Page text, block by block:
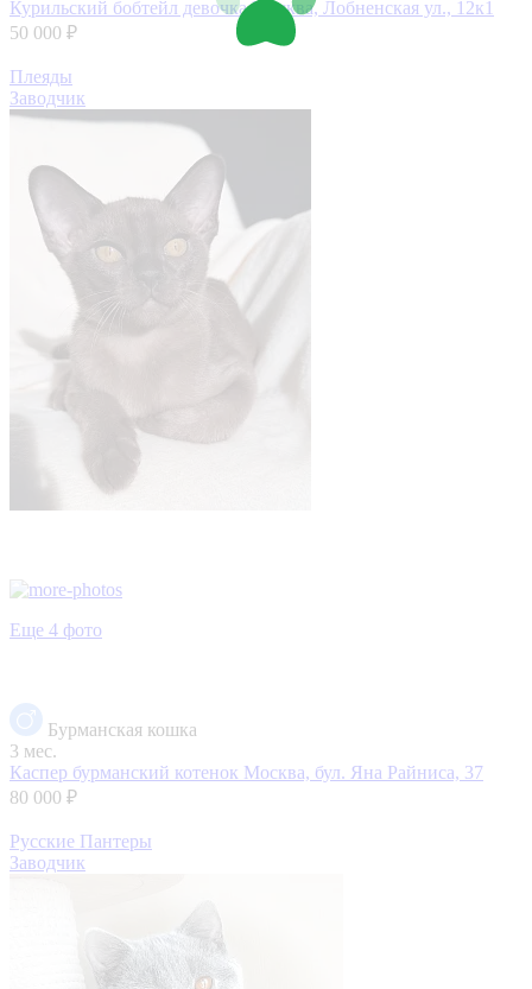
Курильский бобтейл девочкаМосква, Лобненская ул., 12к1
50 000 ₽
Плеяды
Заводчик
Еще 4 фото
Бурманская кошка
3 мес.
Каспер бурманский котенок Москва, бул. Яна Райниса, 37
80 000 ₽
Русские Пантеры
Заводчик